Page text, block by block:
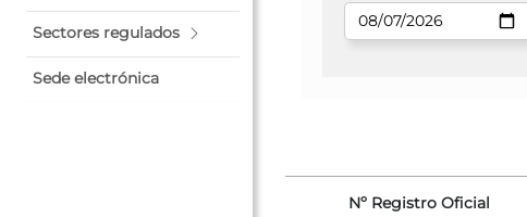
Sectores regulados
Sede electrónica
Nº Registro Oficial